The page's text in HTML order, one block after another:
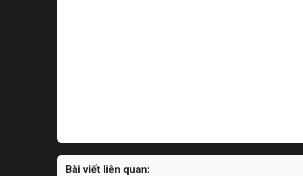
Bài viết liên quan: